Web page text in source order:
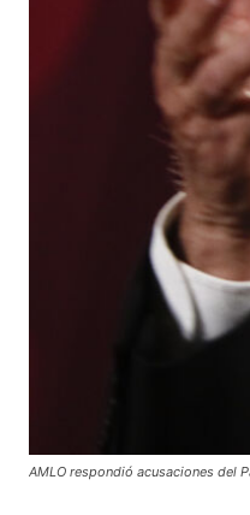
AMLO respondió acusaciones del